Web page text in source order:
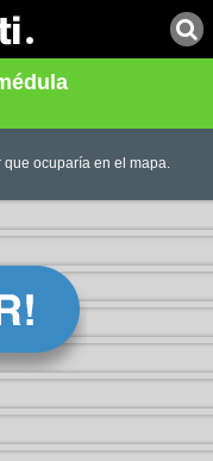
ocuparía en el mapa.